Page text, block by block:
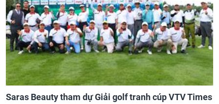
Saras Beauty tham dự Giải golf tranh cúp VTV Times